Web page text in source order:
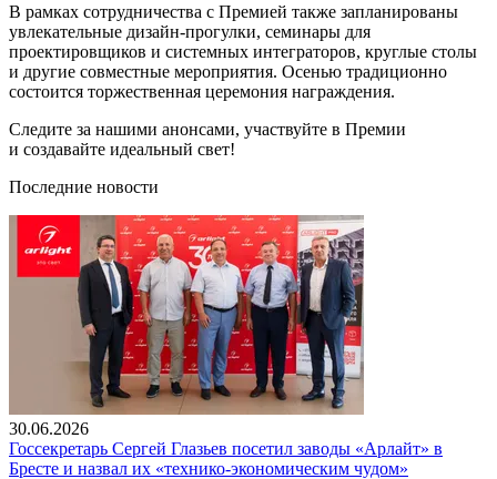
В рамках сотрудничества с Премией также запланированы
увлекательные дизайн-прогулки, семинары для
проектировщиков и системных интеграторов, круглые столы
и другие совместные мероприятия. Осенью традиционно
состоится торжественная церемония награждения.
Следите за нашими анонсами, участвуйте в Премии
и создавайте идеальный свет!
Последние новости
30.06.2026
Госсекретарь Сергей Глазьев посетил заводы «Арлайт» в
Бресте и назвал их «технико-экономическим чудом»